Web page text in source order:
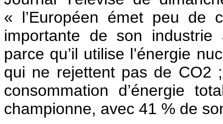
« l’Européen émet peu de
importante de son
parce qu’il utilise l’énergie
qui ne rejettent pas de CO2
consommation d’énergie
championne, avec 41 % de